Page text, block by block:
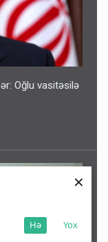
Yox
Hə
×
Oğlu vasitəsilə